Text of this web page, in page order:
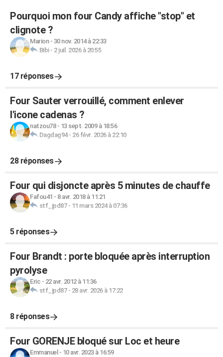
Pourquoi mon four Candy affiche "stop" et
clignote ?
Marion- 30 nov. 2014 à 22:33
Bibi- 2 juil. 2026 à 20:55
17 réponses
Four Sauter verrouillé, comment enlever
l'icone cadenas ?
natzou78- 13 sept. 2009 à 18:56
Dagdag94- 26 févr. 2026 à 22:10
28 réponses
Four qui disjoncte après 5 minutes de chauffe
Fafou41 - 8 avr. 2018 à 11:21
stf_jpd87- 11 mars 2024 à 07:36
5 réponses
Four Brandt : porte bloquée après interruption
pyrolyse
Eric - 22 avr. 2012 à 11:36
stf_jpd87- 28 avr. 2026 à 17:22
8 réponses
Four GORENJE bloqué sur Loc et heure
Emmanuel - 10 avr. 2023 à 16:59